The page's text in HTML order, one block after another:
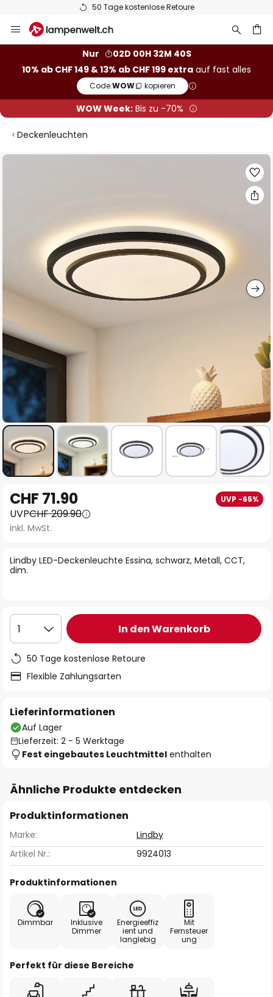
50 Tage kostenlose Retoure
Inhalt
Nur
02D 00H 32M 40S
10% ab CHF 149 & 13% ab CHF 199 extra auf fast alles
Code:WOW kopieren
WOW Week:Bis zu -70%
Deckenleuchten
Zum
Anfang
der
Bildgalerie
Lindby LED-Deckenleuchte Essina, schwarz, Metall, CCT,
dim.
CHF 71.90 UVP -65%
UVPCHF 209.90
inkl. MwSt.
1 In den Warenkorb
50 Tage kostenlose Retoure
Flexible Zahlungsarten
Lieferinformationen
Auf Lager
Lieferzeit: 2 - 5 Werktage
Fest eingebautes Leuchtmittel enthalten
Ähnliche Produkte entdecken
Produktinformationen
Marke:
Lindby
Artikel Nr.:
9924013
Produktinformationen
Dimmbar
Inklusive
Dimmer
Energieeffiz
ient und
langlebig
Mit
Fernsteuer
ung
Perfekt für diese Bereiche